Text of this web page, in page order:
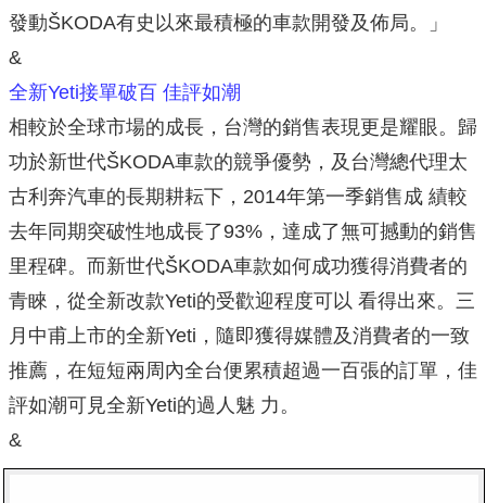
發動ŠKODA有史以來最積極的車款開發及佈局。」
&
全新Yeti接單破百 佳評如潮
相較於全球市場的成長，台灣的銷售表現更是耀眼。歸
功於新世代ŠKODA車款的競爭優勢，及台灣總代理太
古利奔汽車的長期耕耘下，2014年第一季銷售成 績較
去年同期突破性地成長了93%，達成了無可撼動的銷售
里程碑。而新世代ŠKODA車款如何成功獲得消費者的
青睞，從全新改款Yeti的受歡迎程度可以 看得出來。三
月中甫上市的全新Yeti，隨即獲得媒體及消費者的一致
推薦，在短短兩周內全台便累積超過一百張的訂單，佳
評如潮可見全新Yeti的過人魅 力。
&